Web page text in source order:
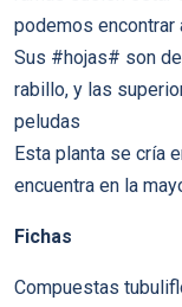
podemos encontrar
Sus #hojas# son
rabillo, y las
peludas
Esta planta se cría
encuentra en la
Fichas
Compuestas